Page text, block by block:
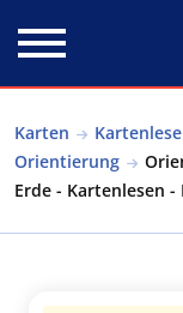
Karten
Orientierung
Erde - Kartenlesen